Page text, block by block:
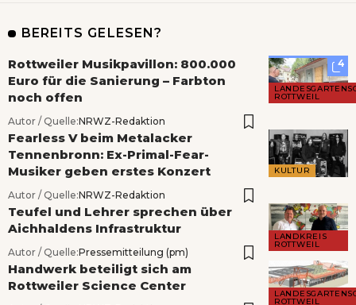
BEREITS GELESEN?
4
ROTTWEIL
Rottweiler Musikpavillon: 800.000
Euro für die Sanierung – Farbton
noch offen
Autor / Quelle:NRWZ-Redaktion
KULTUR
Fearless V beim Metalacker
Tennenbronn: Ex-Primal-Fear-
Musiker geben erstes Konzert
Autor / Quelle:NRWZ-Redaktion
LANDKREIS
ROTTWEIL
Teufel und Lehrer sprechen über
Aichhaldens Infrastruktur
Autor / Quelle:Pressemitteilung (pm)
ROTTWEIL
Handwerk beteiligt sich am
Rottweiler Science Center